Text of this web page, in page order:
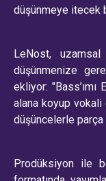
düşünmeye itecek
LeNost,
düşünmenize
ekliyor: "Bass’ımı
alana koyup
düşüncelerle
Prodüksiyon ile